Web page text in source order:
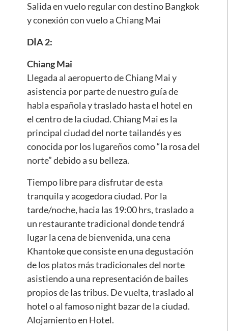
Salida en vuelo regular con destino Bangkok
y conexión con vuelo a Chiang Mai
DÍA 2:
Chiang Mai
Llegada al aeropuerto de Chiang Mai y
asistencia por parte de nuestro guía de
habla española y traslado hasta el hotel en
el centro de la ciudad. Chiang Mai es la
principal ciudad del norte tailandés y es
conocida por los lugareños como “la rosa del
norte” debido a su belleza.
Tiempo libre para disfrutar de esta
tranquila y acogedora ciudad. Por la
tarde/noche, hacia las 19:00 hrs, traslado a
un restaurante tradicional donde tendrá
lugar la cena de bienvenida, una cena
Khantoke que consiste en una degustación
de los platos más tradicionales del norte
asistiendo a una representación de bailes
propios de las tribus. De vuelta, traslado al
hotel o al famoso night bazar de la ciudad.
Alojamiento en Hotel.